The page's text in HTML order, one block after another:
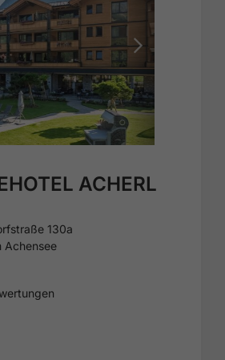
ACHERL
130a
Achensee